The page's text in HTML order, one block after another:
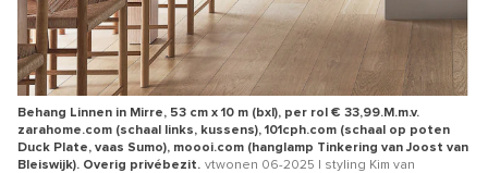
Behang Linnen in Mirre, 53 cm x 10 m (bxl), per rol € 33,99.M.m.v.
zarahome.com (schaal links, kussens), 101cph.com (schaal op poten
Duck Plate, vaas Sumo), moooi.com (hanglamp Tinkering van Joost van
Bleiswijk). Overig privébezit. vtwonen 06-2025 | styling Kim van